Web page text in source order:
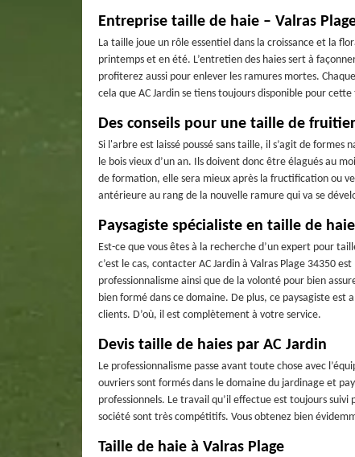
Entreprise taille de haie – Valras
La taille joue un rôle essentiel dans la croissance et la
printemps et en été. L’entretien des haies sert à
profiterez aussi pour enlever les ramures mortes.
cela que AC Jardin se tiens toujours disponible pour
Des conseils pour une taille de fruitier
Si l'arbre est laissé poussé sans taille, il s’agit de
le bois vieux d’un an. Ils doivent donc être élagués au
de formation, elle sera mieux après la fructification ou
antérieure au rang de la nouvelle ramure qui va se
Paysagiste spécialiste en taille de
Est-ce que vous êtes à la recherche d’un expert pour
c’est le cas, contacter AC Jardin à Valras Plage 34350
professionnalisme ainsi que de la volonté pour bien
bien formé dans ce domaine. De plus, ce paysagiste
clients. D’où, il est complètement à votre service.
Devis taille de haies par AC Jardin
Le professionnalisme passe avant toute chose avec
ouvriers sont formés dans le domaine du jardinage et
professionnels. Le travail qu’il effectue est toujours
société sont très compétitifs. Vous obtenez bien
Taille de haie à Valras Plage